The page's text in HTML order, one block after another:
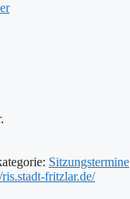
Sitzungstermine
fritzlar.de/